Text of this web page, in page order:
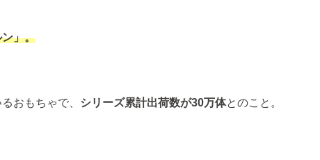
」。
おもちゃで、 シリーズ累計出荷数が30万体とのこと。